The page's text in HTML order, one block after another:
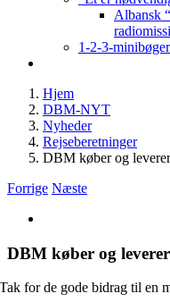
Albansk
1-2-3-minibøger
Hjem
DBM-NYT
Nyheder
Rejseberetninger
DBM køber og
Forrige Næste
billede
DBM køber og
Tak for de gode bidrag til en